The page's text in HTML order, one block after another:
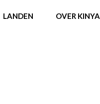
LANDEN OVER KINYA